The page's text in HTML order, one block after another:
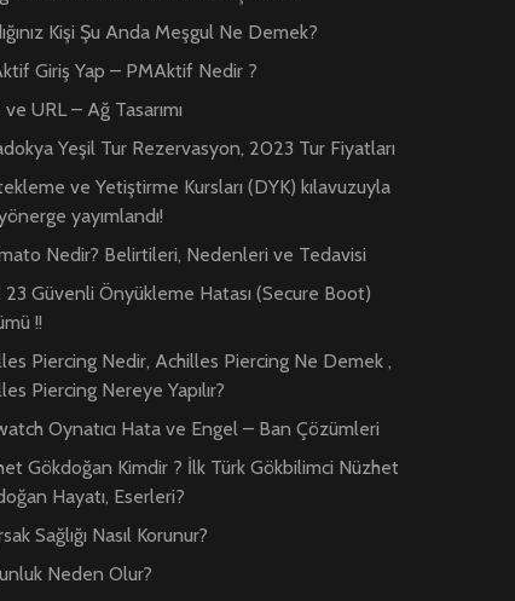
Kişi Şu Anda Meşgul Ne Demek?
Giriş Yap – PMAktif Nedir ?
URL – Ağ Tasarımı
Yeşil Tur Rezervasyon, 2023 Tur Fiyatları
ve Yetiştirme Kursları (DYK) kılavuzuyla
yayımlandı!
Nedir? Belirtileri, Nedenleri ve Tedavisi
23 Güvenli Önyükleme Hatası (Secure Boot)
!!
Piercing Nedir, Achilles Piercing Ne Demek ,
Piercing Nereye Yapılır?
Oynatıcı Hata ve Engel – Ban Çözümleri
Gökdoğan Kimdir ? İlk Türk Gökbilimci Nüzhet
Hayatı, Eserleri?
Sağlığı Nasıl Korunur?
Neden Olur?